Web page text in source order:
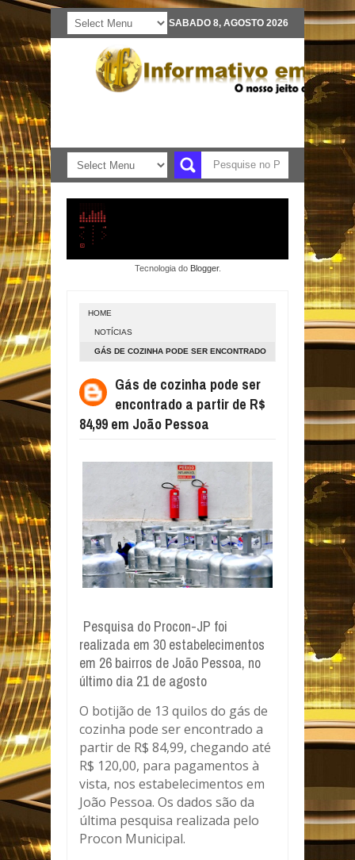
SABADO 8, AGOSTO 2026
Tecnologia do Blogger.
HOME
NOTÍCIAS
GÁS DE COZINHA PODE SER ENCONTRADO
Gás de cozinha pode ser
encontrado a partir de R$
84,99 em João Pessoa
Pesquisa do Procon-JP foi
realizada em 30 estabelecimentos
em 26 bairros de João Pessoa, no
último dia 21 de agosto
O botijão de 13 quilos do gás de
cozinha pode ser encontrado a
partir de R$ 84,99, chegando até
R$ 120,00, para pagamentos à
vista, nos estabelecimentos em
João Pessoa. Os dados são da
última pesquisa realizada pelo
Procon Municipal.